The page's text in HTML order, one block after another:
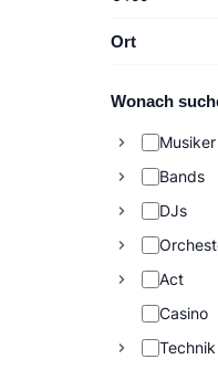
Ort
Wonach
Musiker
Bands
DJs
Act
Casino
Technik